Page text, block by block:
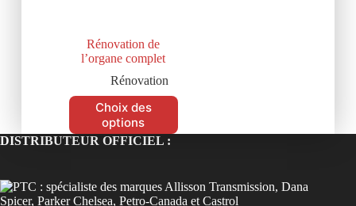
Rénovation de
l’organe complet
Rénovation
Choix des
options
DISTRIBUTEUR OFFICIEL :